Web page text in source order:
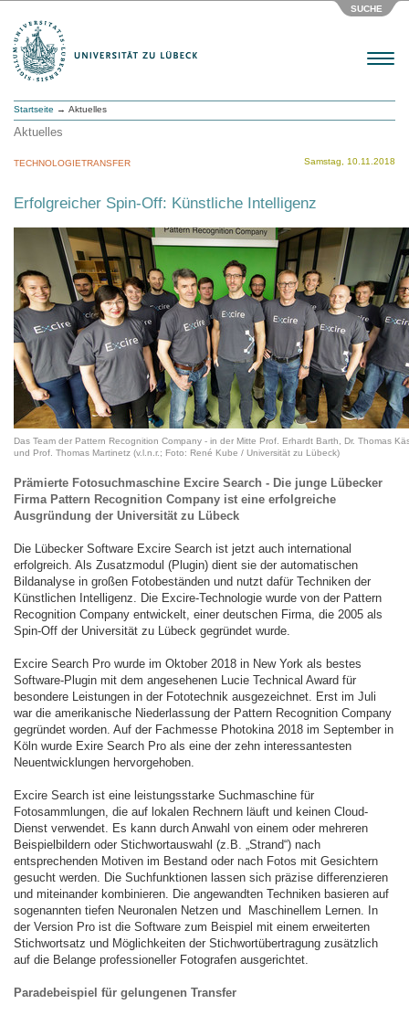
SUCHE
Menu
Startseite → Aktuelles
Aktuelles
Samstag, 10.11.2018
TECHNOLOGIETRANSFER
Erfolgreicher Spin-Off: Künstliche Intelligenz
Das Team der Pattern Recognition Company - in der Mitte Prof. Erhardt Barth, Dr. Thomas
und Prof. Thomas Martinetz (v.l.n.r.; Foto: René Kube / Universität zu Lübeck)
Prämierte Fotosuchmaschine Excire Search - Die junge Lübecker
Firma Pattern Recognition Company ist eine erfolgreiche
Ausgründung der Universität zu Lübeck
Die Lübecker Software Excire Search ist jetzt auch international
erfolgreich. Als Zusatzmodul (Plugin) dient sie der automatischen
Bildanalyse in großen Fotobeständen und nutzt dafür Techniken der
Künstlichen Intelligenz. Die Excire-Technologie wurde von der Pattern
Recognition Company entwickelt, einer deutschen Firma, die 2005 als
Spin-Off der Universität zu Lübeck gegründet wurde.
Excire Search Pro wurde im Oktober 2018 in New York als bestes
Software-Plugin mit dem angesehenen Lucie Technical Award für
besondere Leistungen in der Fototechnik ausgezeichnet. Erst im Juli
war die amerikanische Niederlassung der Pattern Recognition Company
gegründet worden. Auf der Fachmesse Photokina 2018 im September in
Köln wurde Exire Search Pro als eine der zehn interessantesten
Neuentwicklungen hervorgehoben.
Excire Search ist eine leistungsstarke Suchmaschine für
Fotosammlungen, die auf lokalen Rechnern läuft und keinen Cloud-
Dienst verwendet. Es kann durch Anwahl von einem oder mehreren
Beispielbildern oder Stichwortauswahl (z.B. „Strand“) nach
entsprechenden Motiven im Bestand oder nach Fotos mit Gesichtern
gesucht werden. Die Suchfunktionen lassen sich präzise differenzieren
und miteinander kombinieren. Die angewandten Techniken basieren auf
sogenannten tiefen Neuronalen Netzen und Maschinellem Lernen. In
der Version Pro ist die Software zum Beispiel mit einem erweiterten
Stichwortsatz und Möglichkeiten der Stichwortübertragung zusätzlich
auf die Belange professioneller Fotografen ausgerichtet.
Paradebeispiel für gelungenen Transfer